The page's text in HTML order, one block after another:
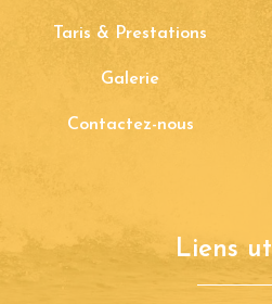
Taris & Prestations
Galerie
Contactez-nous
Liens